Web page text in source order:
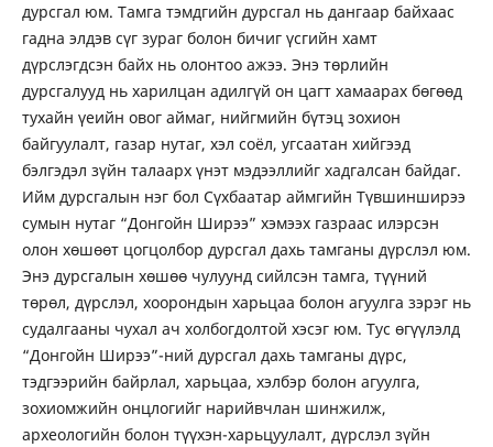
дурсгал юм. Тамга тэмдгийн дурсгал нь дангаар байхаас
гадна элдэв сүг зураг болон бичиг үсгийн хамт
дүрслэгдсэн байх нь олонтоо ажээ. Энэ төрлийн
дурсгалууд нь харилцан адилгүй он цагт хамаарах бөгөөд
тухайн үеийн овог аймаг, нийгмийн бүтэц зохион
байгуулалт, газар нутаг, хэл соёл, угсаатан хийгээд
бэлгэдэл зүйн талаарх үнэт мэдээллийг хадгалсан байдаг.
Ийм дурсгалын нэг бол Сүхбаатар аймгийн Түвшинширээ
сумын нутаг “Донгойн Ширээ” хэмээх газраас илэрсэн
олон хөшөөт цогцолбор дурсгал дахь тамганы дүрслэл юм.
Энэ дурсгалын хөшөө чулуунд сийлсэн тамга, түүний
төрөл, дүрслэл, хоорондын харьцаа болон агуулга зэрэг нь
судалгааны чухал ач холбогдолтой хэсэг юм. Тус өгүүлэлд
“Донгойн Ширээ”-ний дурсгал дахь тамганы дүрс,
тэдгээрийн байрлал, харьцаа, хэлбэр болон агуулга,
зохиомжийн онцлогийг нарийвчлан шинжилж,
археологийн болон түүхэн-харьцуулалт, дүрслэл зүйн